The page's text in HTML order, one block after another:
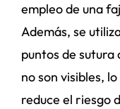
empleo de una
Además, se
puntos de sutura
no son visibles,
reduce el riesgo